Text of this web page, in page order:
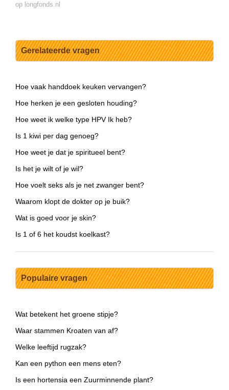
op longfonds.nl
Gerelateerde vragen
Hoe vaak handdoek keuken vervangen?
Hoe herken je een gesloten houding?
Hoe weet ik welke type HPV Ik heb?
Is 1 kiwi per dag genoeg?
Hoe weet je dat je spiritueel bent?
Is het je wilt of je wil?
Hoe voelt seks als je net zwanger bent?
Waarom klopt de dokter op je buik?
Wat is goed voor je skin?
Is 1 of 6 het koudst koelkast?
Populaire vragen
Wat betekent het groene stipje?
Waar stammen Kroaten van af?
Welke leeftijd rugzak?
Kan een python een mens eten?
Is een hortensia een Zuurminnende plant?